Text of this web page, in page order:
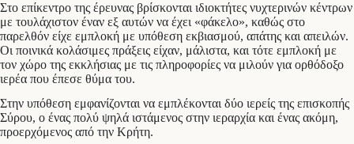
Στο επίκεντρο της έρευνας βρίσκονται ιδιοκτήτες νυχτερινών κέντρων
με τουλάχιστον έναν εξ αυτών να έχει «φάκελο», καθώς στο
παρελθόν είχε εμπλοκή με υπόθεση εκβιασμού, απάτης και απειλών.
Οι ποινικά κολάσιμες πράξεις είχαν, μάλιστα, και τότε εμπλοκή με
τον χώρο της εκκλήσιας με τις πληροφορίες να μιλούν για ορθόδοξο
ιερέα που έπεσε θύμα του.
Στην υπόθεση εμφανίζονται να εμπλέκονται δύο ιερείς της επισκοπής
Σύρου, ο ένας πολύ ψηλά ιστάμενος στην ιεραρχία και ένας ακόμη,
προερχόμενος από την Κρήτη.